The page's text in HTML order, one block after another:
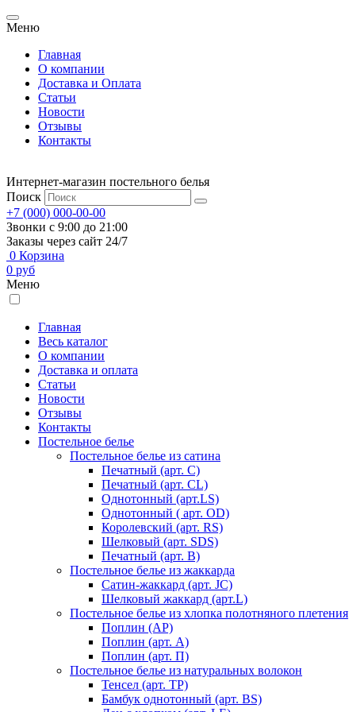
Меню
Главная
О компании
Доставка и Оплата
Статьи
Новости
Отзывы
Контакты
Интернет-магазин постельного белья
Поиск
+7 (000) 000-00-00
Звонки с 9:00 до 21:00
Заказы через сайт 24/7
0 Корзина
0 руб
Меню
Главная
Весь каталог
О компании
Доставка и оплата
Статьи
Новости
Отзывы
Контакты
Постельное белье
Постельное белье из сатина
Печатный (арт. С)
Печатный (арт. СL)
Однотонный (арт.LS)
Однотонный ( арт. OD)
Королевский (арт. RS)
Шелковый (арт. SDS)
Печатный (арт. В)
Постельное белье из жаккарда
Сатин-жаккард (арт. JC)
Шелковый жаккард (арт.L)
Постельное белье из хлопка полотняного плетения
Поплин (AP)
Поплин (арт. А)
Поплин (арт. П)
Постельное белье из натуральных волокон
Тенсел (арт. ТР)
Бамбук однотонный (арт. BS)